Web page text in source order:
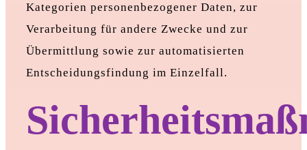
Kategorien personenbezogener Daten, zur
Verarbeitung für andere Zwecke und zur
Übermittlung sowie zur automatisierten
Entscheidungsfindung im Einzelfall.